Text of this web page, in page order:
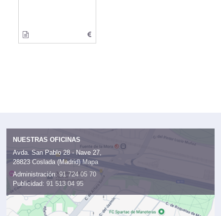
NUESTRAS OFICINAS
Avda. San Pablo 28 - Nave 27,
28823 Coslada (Madrid) Mapa
Administración: 91 724 05 70
Publicidad: 91 513 04 95